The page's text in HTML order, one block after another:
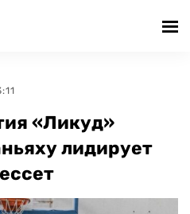
«Ликуд»
лидирует